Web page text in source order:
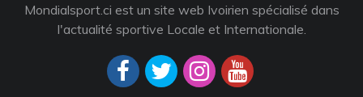
Mondialsport.ci est un site web Ivoirien spécialisé dans
l'actualité sportive Locale et Internationale.